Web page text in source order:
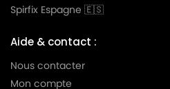
LG-
LG-GOLDSTAR
LG-
GOLDSTAR
Spirfix Espagne 🇪🇸
Aide & contact :
Nous contacter
Mon compte